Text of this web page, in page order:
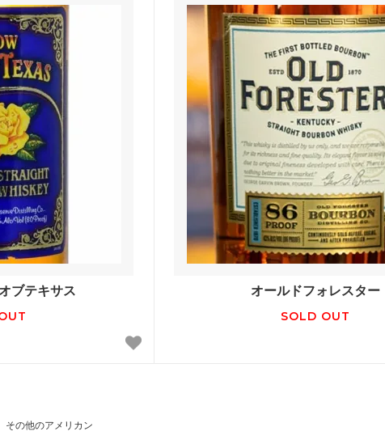
ブテキサス オールドフォレスター
SOLD OUT
その他のアメリカン